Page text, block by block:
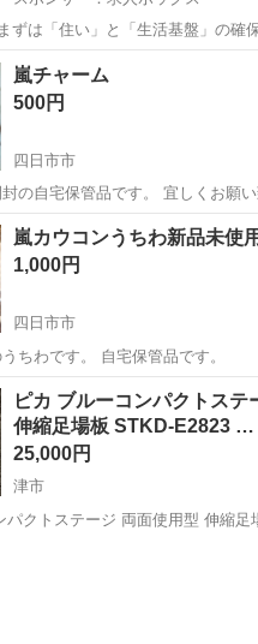
ずは「住い」と「生活基盤」の確
面接→その日に入社可能 3つ選べ
生活スタート CMでもおなじみの
通して安定し...
ート
嵐チャーム
500円
四日市市
こちら新品未開封の自宅保管品で
市 その他 新品
嵐カウコンうちわ新品未使用
1,000円
四日市市
嵐のカウコンのうちわです。 自宅保管品です。
市 その他 カウコン
ピカ ブルーコンパクトステ
伸縮足場板 STKD-E2823 …
25,000円
津市
パクトステージ 両面使用型 伸縮足